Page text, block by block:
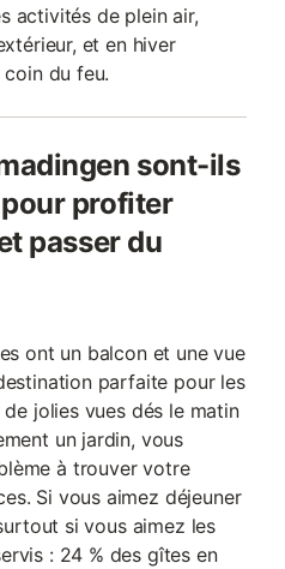
activités de plein air,
et en hiver
du feu.
sont-ils
profiter
passer du
ont un balcon et une vue
parfaite pour les
jolies vues dés le matin
un jardin, vous
à trouver votre
Si vous aimez déjeuner
si vous aimez les
: 24 % des gîtes en